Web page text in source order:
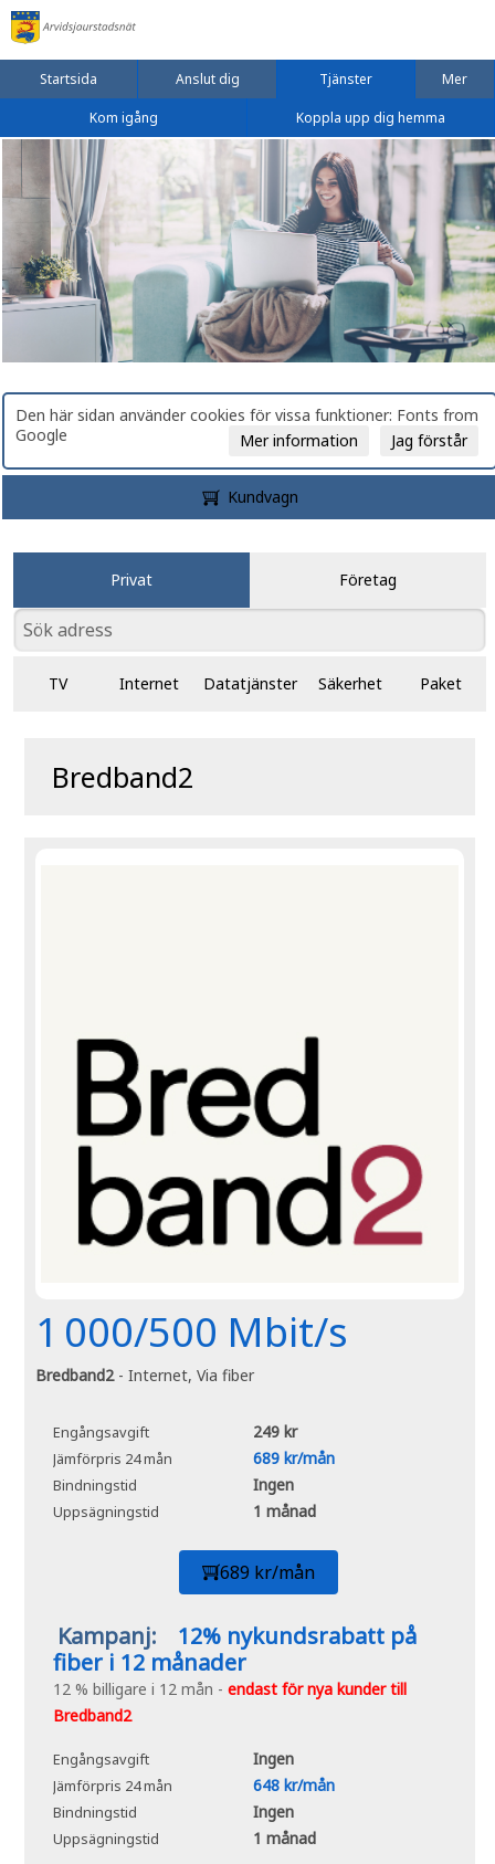
Startsida Anslut dig Tjänster Mer
Kom igång Koppla upp dig hemma
Den här sidan använder cookies för vissa funktioner: Fonts from
Google
Jag förstår
Mer information
Kundvagn
Privat Företag
TV Internet Datatjänster Säkerhet Paket
Bredband2
1 000/500 Mbit/s
Bredband2- Internet, Via fiber
Engångsavgift 249 kr
Jämförpris 24 mån 689 kr/mån
Bindningstid Ingen
Uppsägningstid 1 månad
689 kr/mån
Kampanj:
12% nykundsrabatt på
fiber i 12 månader
12 % billigare i 12 mån - endast för nya kunder till
Bredband2
Engångsavgift Ingen
Jämförpris 24 mån 648 kr/mån
Bindningstid Ingen
Uppsägningstid 1 månad